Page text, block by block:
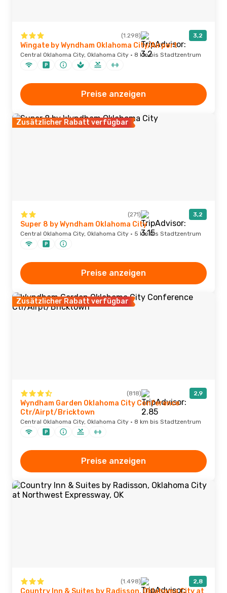
(1.298) 3,2
Wingate by Wyndham Oklahoma City/Airport
Central Oklahoma City, Oklahoma City · 8 km bis Stadtzentrum
Preise anzeigen
Zusätzlicher Rabatt verfügbar
(271) 3,2
Super 8 by Wyndham Oklahoma City
Central Oklahoma City, Oklahoma City · 5 km bis Stadtzentrum
Preise anzeigen
Zusätzlicher Rabatt verfügbar
(818) 2,9
Wyndham Garden Oklahoma City Conference
Ctr/Airpt/Bricktown
Central Oklahoma City, Oklahoma City · 8 km bis Stadtzentrum
Preise anzeigen
(1.498) 2,8
Country Inn & Suites by Radisson, Oklahoma City at